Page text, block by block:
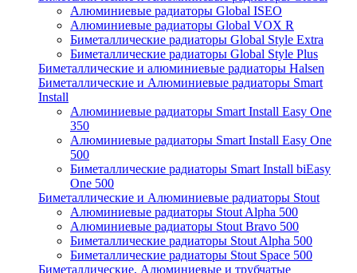
Алюминиевые радиаторы Global ISEO
Алюминиевые радиаторы Global VOX R
Биметаллические радиаторы Global Style Extra
Биметаллические радиаторы Global Style Plus
Биметаллические и алюминиевые радиаторы Halsen
Биметаллические и Алюминиевые радиаторы Smart
Install
Алюминиевые радиаторы Smart Install Easy One
350
Алюминиевые радиаторы Smart Install Easy One
500
Биметаллические радиаторы Smart Install biEasy
One 500
Биметаллические и Алюминиевые радиаторы Stout
Алюминиевые радиаторы Stout Alpha 500
Алюминиевые радиаторы Stout Bravo 500
Биметаллические радиаторы Stout Alpha 500
Биметаллические радиаторы Stout Space 500
Биметаллические, Алюминиевые и трубчатые